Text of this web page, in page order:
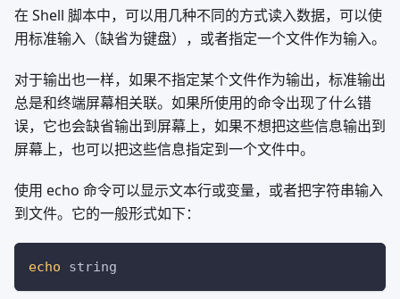
在 Shell 脚本中，可以用几种不同的方式读入数据，可以使
用标准输入（缺省为键盘），或者指定一个文件作为输入。
对于输出也一样，如果不指定某个文件作为输出，标准输出
总是和终端屏幕相关联。如果所使用的命令出现了什么错
误，它也会缺省输出到屏幕上，如果不想把这些信息输出到
屏幕上，也可以把这些信息指定到一个文件中。
使用 echo 命令可以显示文本行或变量，或者把字符串输入
到文件。它的一般形式如下：
echo string